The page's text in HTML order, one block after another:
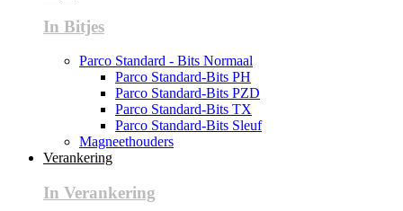
In Bitjes
Parco Standard - Bits Normaal
Parco Standard-Bits PH
Parco Standard-Bits PZD
Parco Standard-Bits TX
Parco Standard-Bits Sleuf
Magneethouders
Verankering
In Verankering